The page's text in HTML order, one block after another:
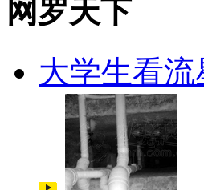
网罗天下
大学生看